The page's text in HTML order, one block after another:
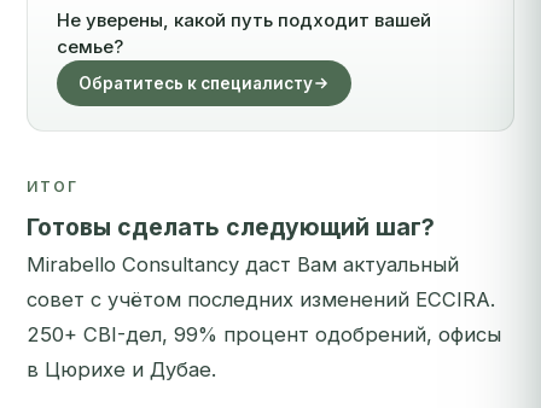
Не уверены, какой путь подходит вашей
семье?
Обратитесь к специалисту
ИТОГ
Готовы сделать следующий шаг?
Mirabello Consultancy даст Вам актуальный
совет с учётом последних изменений ECCIRA.
250+ CBI-дел, 99% процент одобрений, офисы
в Цюрихе и Дубае.